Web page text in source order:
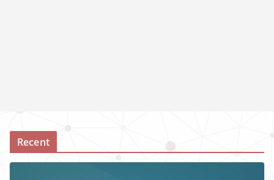
Recent